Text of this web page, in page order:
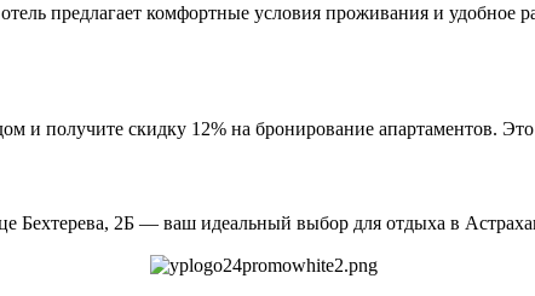
предлагает комфортные условия проживания и удобное
и получите скидку 12% на бронирование апартаментов.
Бехтерева, 2Б — ваш идеальный выбор для отдыха в